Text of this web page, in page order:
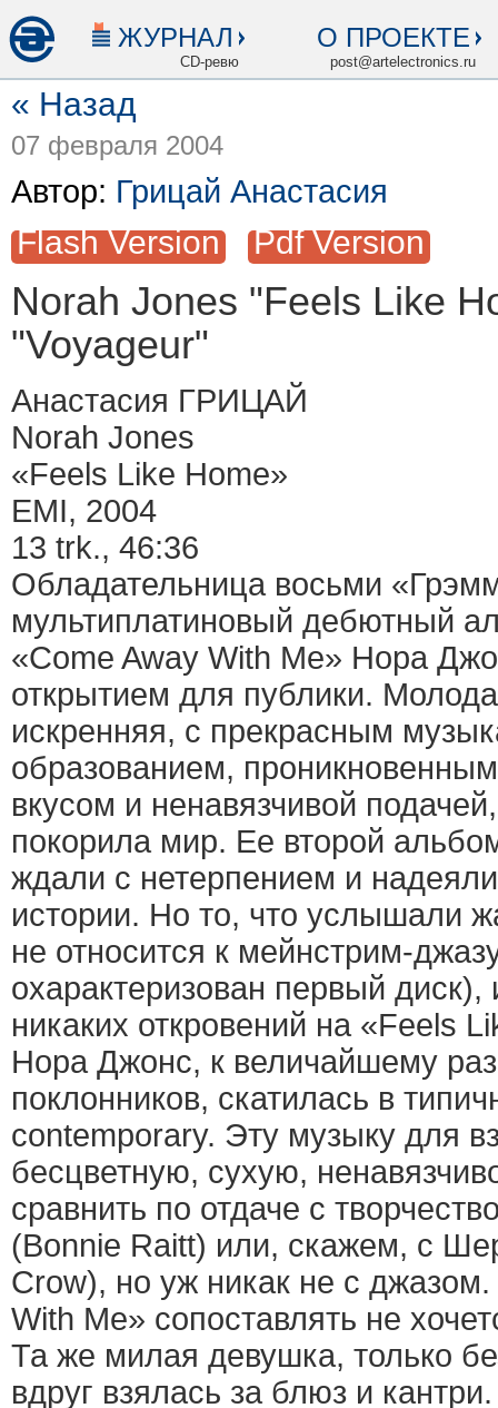
ЖУРНАЛ
CD-ревю
О ПРОЕКТЕ
post@artelectronics.ru
« Назад
07 февраля 2004
Автор: Грицай Анастасия
Flash Version Pdf Version
Norah Jones "Feels Like
"Voyageur"
Анастасия ГРИЦАЙ
Norah Jones
«Feels Like Home»
EMI, 2004
13 trk., 46:36
Обладательница восьми
мультиплатиновый дебютный
«Come Away With Me» Нора
открытием для публики.
искренняя, с прекрасным
образованием,
вкусом и ненавязчивой
покорила мир. Ее второй
ждали с нетерпением и
истории. Но то, что услышали
не относится к мейнстрим-
охарактеризован первый диск),
никаких откровений на «Feels
Нора Джонс, к величайшему
поклонников, скатилась в
contemporary. Эту музыку для
бесцветную, сухую,
сравнить по отдаче с
(Bonnie Raitt) или, скажем, с
Crow), но уж никак не с
With Me» сопоставлять не
Та же милая девушка, только
вдруг взялась за блюз и